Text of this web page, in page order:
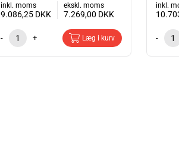
inkl. moms
9.086,25 DKK
ekskl. moms
7.269,00 DKK
- + Læg i kurv
inkl.
-